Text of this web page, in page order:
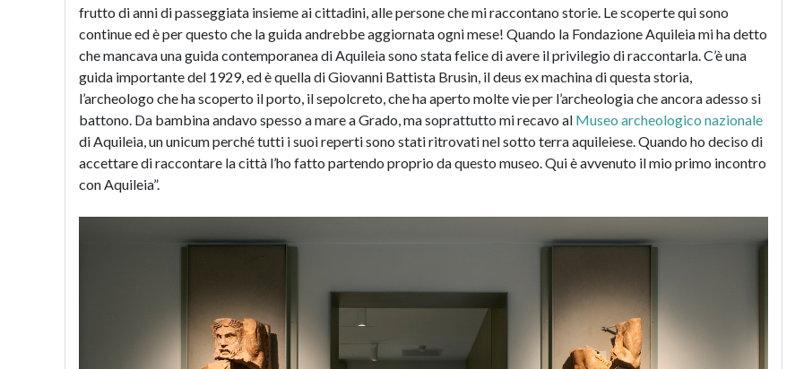
frutto di anni di passeggiata insieme ai cittadini, alle persone che mi raccontano storie. Le scoperte qui sono
continue ed è per questo che la guida andrebbe aggiornata ogni mese! Quando la Fondazione Aquileia mi ha detto
che mancava una guida contemporanea di Aquileia sono stata felice di avere il privilegio di raccontarla. C’è una
guida importante del 1929, ed è quella di Giovanni Battista Brusin, il deus ex machina di questa storia,
l’archeologo che ha scoperto il porto, il sepolcreto, che ha aperto molte vie per l’archeologia che ancora adesso si
battono. Da bambina andavo spesso a mare a Grado, ma soprattutto mi recavo al Museo archeologico nazionale
di Aquileia, un unicum perché tutti i suoi reperti sono stati ritrovati nel sotto terra aquileiese. Quando ho deciso di
accettare di raccontare la città l’ho fatto partendo proprio da questo museo. Qui è avvenuto il mio primo incontro
con Aquileia”.